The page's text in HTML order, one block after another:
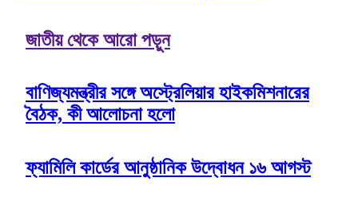
জাতীয় থেকে আরো পড়ুন
বাণিজ্যমন্ত্রীর সঙ্গে অস্ট্রেলিয়ার হাইকমিশনারের
বৈঠক, কী আলোচনা হলো
ফ্যামিলি কার্ডের আনুষ্ঠানিক উদ্বোধন ১৬ আগস্ট